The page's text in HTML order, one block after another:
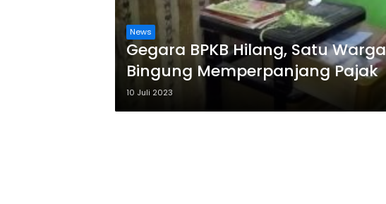
News
Gegara BPKB Hilang, Satu
Bingung Memperpanjang Pajak
10 Juli 2023